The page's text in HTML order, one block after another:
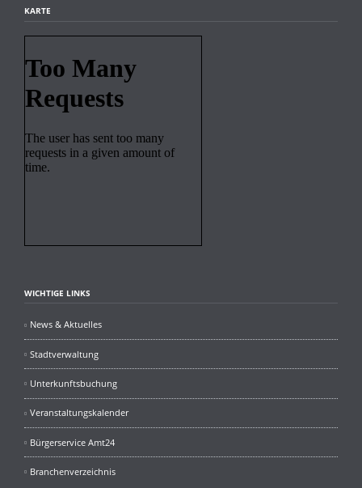
KARTE
WICHTIGE LINKS
News & Aktuelles
Stadtverwaltung
Unterkunftsbuchung
Veranstaltungskalender
Bürgerservice Amt24
Branchenverzeichnis